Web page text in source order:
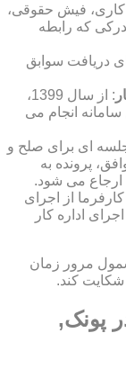
کاری، فیش حقوقی،
که رابطه
دریافت سوابق
: از سال 1399،
انجام می
جلسه ای برای صلح و
پرونده به
می شود.
از اجرای
اداره کار
مرور زمان
شکایت کند.
پونک,